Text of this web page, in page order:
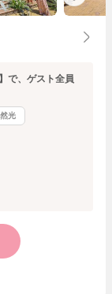
で、ゲスト全員
光